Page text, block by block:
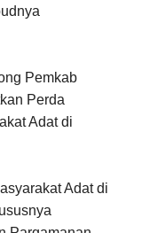
Pemkab
Perda
Adat di
Adat di